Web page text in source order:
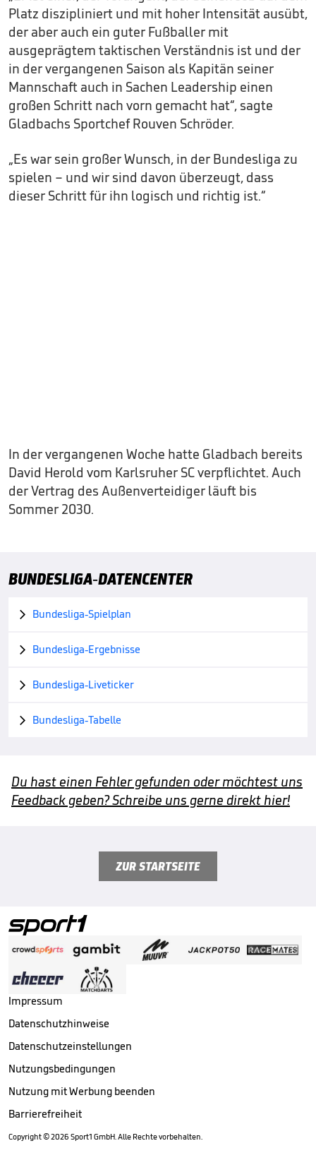
Platz diszipliniert und mit hoher Intensität ausübt,
der aber auch ein guter Fußballer mit
ausgeprägtem taktischen Verständnis ist und der
in der vergangenen Saison als Kapitän seiner
Mannschaft auch in Sachen Leadership einen
großen Schritt nach vorn gemacht hat“, sagte
Gladbachs Sportchef Rouven Schröder.
„Es war sein großer Wunsch, in der Bundesliga zu
spielen – und wir sind davon überzeugt, dass
dieser Schritt für ihn logisch und richtig ist.“
In der vergangenen Woche hatte Gladbach bereits
David Herold vom Karlsruher SC verpflichtet. Auch
der Vertrag des Außenverteidiger läuft bis
Sommer 2030.
BUNDESLIGA-DATENCENTER
 Bundesliga-Spielplan
 Bundesliga-Ergebnisse
 Bundesliga-Liveticker
 Bundesliga-Tabelle
Du hast einen Fehler gefunden oder möchtest uns
Feedback geben? Schreibe uns gerne direkt hier!
ZUR STARTSEITE
Impressum
Datenschutzhinweise
Datenschutzeinstellungen
Nutzungsbedingungen
Nutzung mit Werbung beenden
Barrierefreiheit
Copyright ©2026 Sport1 GmbH. Alle Rechte vorbehalten.